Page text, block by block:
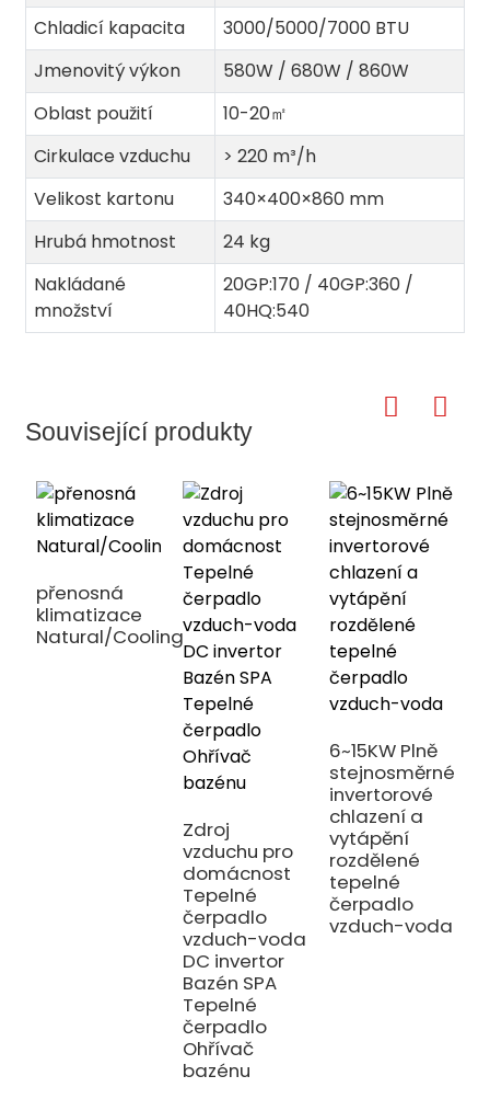
Chladicí kapacita
3000/5000/7000 BTU
Jmenovitý výkon
580W / 680W / 860W
Oblast použití
10-20㎡
Cirkulace vzduchu
> 220 m³/h
Velikost kartonu
340×400×860 mm
Hrubá hmotnost
24 kg
Nakládané
množství
20GP:170 / 40GP:360 /
40HQ:540
Související produkty
přenosná
klimatizace
Natural/Cooling/Heating
Zdroj
vzduchu pro
domácnost
Tepelné
čerpadlo
vzduch-voda
DC invertor
Bazén SPA
Tepelné
čerpadlo
Ohřívač
bazénu
6~15KW Plně
stejnosměrné
invertorové
chlazení a
vytápění
rozdělené
tepelné
čerpadlo
vzduch-voda